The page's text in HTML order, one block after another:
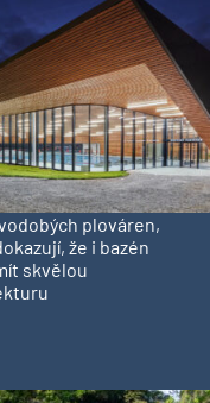
plováren,
že i bazén
skvělou